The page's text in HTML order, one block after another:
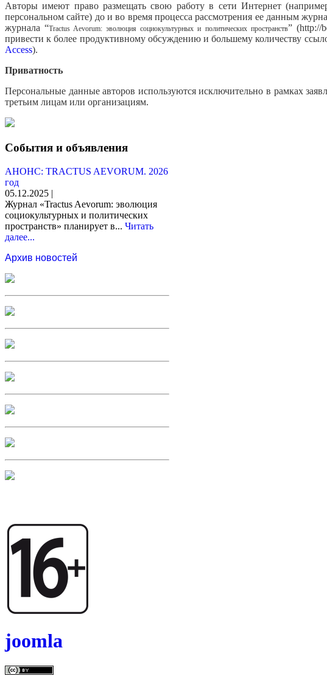
Авторы имеют право размещать свою работу в сети Интернет
персональном сайте) до и во время процесса рассмотрения ее данным
журнала “Tractus Aevorum: эволюция социокультурных и политических пространств” (http://
привести к более продуктивному обсуждению и большему количеству
Access).
Приватность
Персональные данные авторов используются исключительно в рамках
третьим лицам или организациям.
События и объявления
АНОНС: TRACTUS AEVORUM. 2026
год
05.12.2025 |
Журнал «Tractus Aevorum: эволюция
социокультурных и политических
пространств» планирует в... Читать
далее...
Архив новостей
joomla